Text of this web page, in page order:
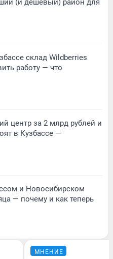
(и дешевый) район для
склад Wildberries
работу — что
центр за 2 млрд рублей и
в Кузбассе —
и Новосибирском
— почему и как теперь
МНЕНИЕ